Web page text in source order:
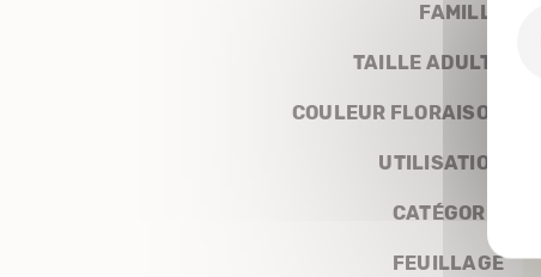
FAMILLE
TAILLE ADULTE
COULEUR FLORAISON
UTILISATION
CATÉGORIE
FEUILLAGE